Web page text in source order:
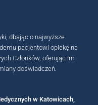
dbając o najwyższe
pacjentowi opiekę na
Członków, oferując im
doświadczeń.
w Katowicach,